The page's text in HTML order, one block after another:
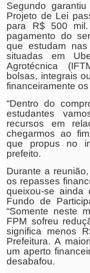
Segundo
Projeto de Lei
para R$ 500
pagamento do
que estudam
situadas em
Agrotécnica
bolsas, integrais
financeiramente
“Dentro do
estudantes
recursos em
chegarmos ao
que propus no
prefeito.
Durante a
os repasses
queixou-se
Fundo de
“Somente neste
FPM sofreu
significa menos
Prefeitura. A
um aperto
desabafou.